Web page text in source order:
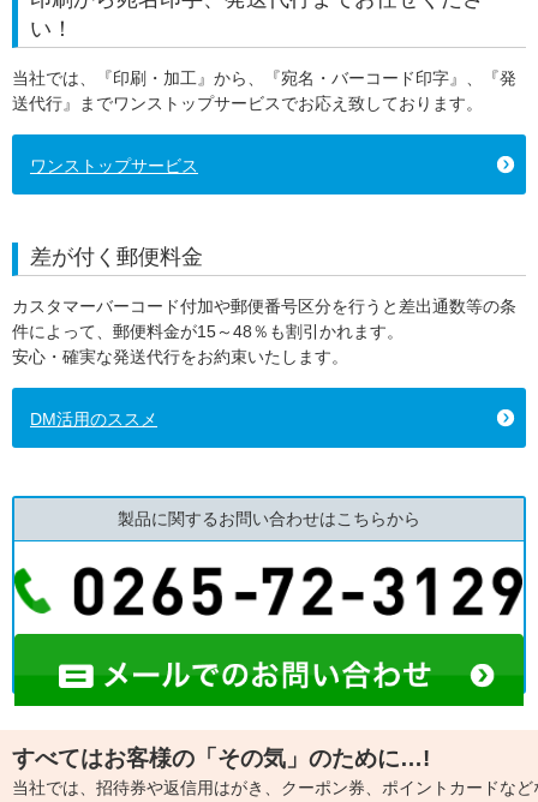
い！
当社では、『印刷・加工』から、『宛名・バーコード印字』、『発
送代行』までワンストップサービスでお応え致しております。
ワンストップサービス
差が付く郵便料金
カスタマーバーコード付加や郵便番号区分を行うと差出通数等の条
件によって、郵便料金が15～48％も割引かれます。
安心・確実な発送代行をお約束いたします。
DM活用のススメ
製品に関するお問い合わせはこちらから
すべてはお客様の「その気」のために…!
当社では、招待券や返信用はがき、クーポン券、ポイントカードな